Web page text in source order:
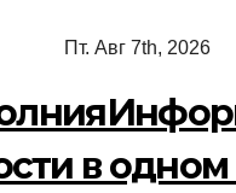
Пт. Авг 7th, 2026
в одном